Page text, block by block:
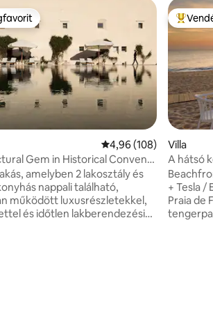
Átlagos értékelés: 5/
4,96 (108)
Gem in Historical Convent
amelyben 2 lakosztály és
nappali található,
működött luxusrészletekkel,
és időtlen lakberendezési
Villa
A hátsó
+ Tesla / EV
Praia de